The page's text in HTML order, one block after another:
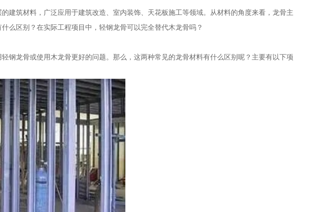
筑材料，广泛应用于建筑改造、室内装饰、天花板施工等领域。从材料的角度来看，龙骨主
么区别？在实际工程项目中，轻钢龙骨可以完全替代木龙骨吗？
龙骨或使用木龙骨更好的问题。那么，这两种常见的龙骨材料有什么区别呢？主要有以下项